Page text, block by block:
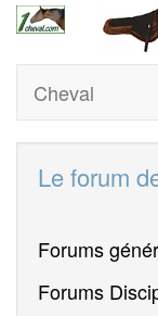
Cheval
Le forum
Forums
Forums